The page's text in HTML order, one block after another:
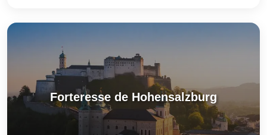
Forteresse de Hohensalzburg